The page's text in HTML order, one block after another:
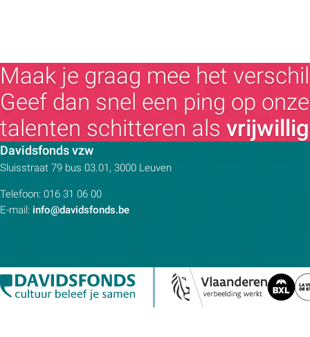
Maak je graag mee het
Geef dan snel een ping op
talenten schitteren als
Davidsfonds vzwContactpersoon:
Adres:
Sluisstraat 79 bus 03.01, 3000 Leuven
Telefoon: 016 31 06 00
E-mail: info@davidsfonds.be